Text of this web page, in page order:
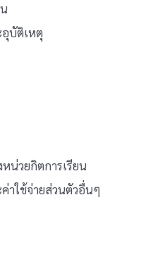
บัติเหตุ
หน่วยกิตการเรียน
าใช้จ่ายส่วนตัวอื่นๆ